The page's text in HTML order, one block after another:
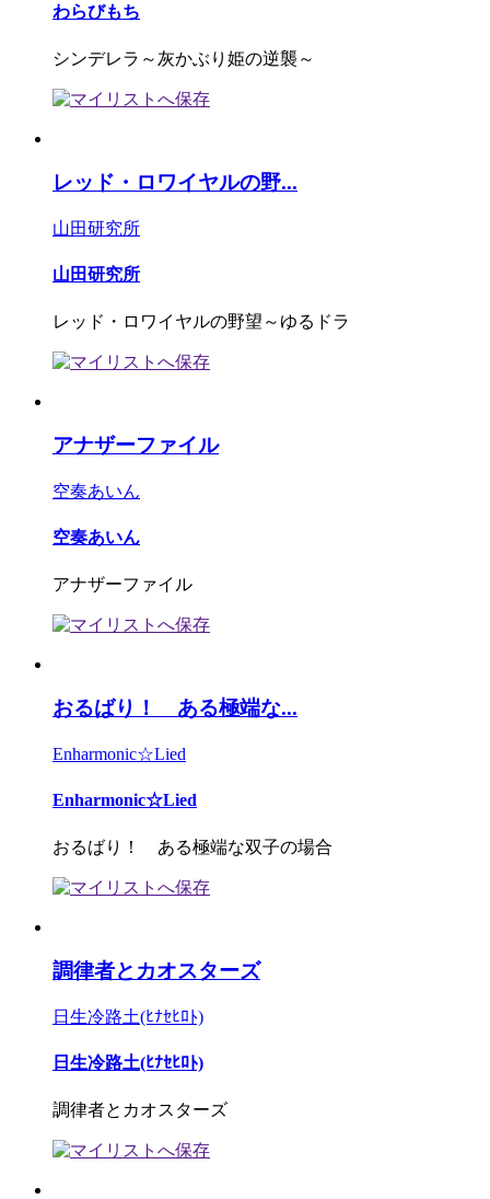
わらびもち
シンデレラ～灰かぶり姫の逆襲～
レッド・ロワイヤルの野...
山田研究所
山田研究所
レッド・ロワイヤルの野望～ゆるドラ
アナザーファイル
空奏あいん
空奏あいん
アナザーファイル
おるばり！ ある極端な...
Enharmonic☆Lied
Enharmonic☆Lied
おるばり！ ある極端な双子の場合
調律者とカオスターズ
日生冷路土(ﾋﾅｾﾋﾛﾄ)
日生冷路土(ﾋﾅｾﾋﾛﾄ)
調律者とカオスターズ